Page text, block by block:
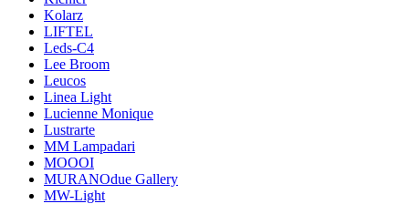
Kolarz
LIFTEL
Leds-C4
Lee Broom
Leucos
Linea Light
Lucienne Monique
Lustrarte
MM Lampadari
MOOOI
MURANOdue Gallery
MW-Light